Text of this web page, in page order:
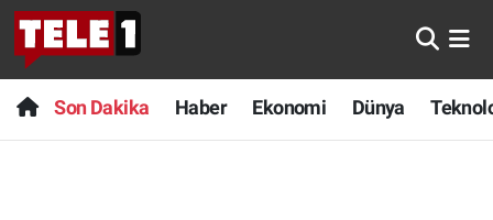
Son Dakika Haber Ekonomi Dünya
Anında Manşet
Başka Sohbetler
Son Dakika
Haber
Nöbetçi Eczaneler
Hava Durumu